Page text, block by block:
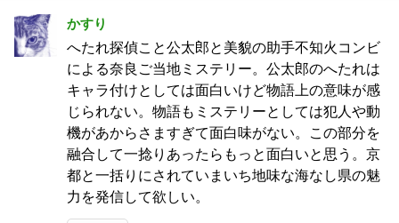
かすり
へたれ探偵こと公太郎と美貌の助手不知火コンビ
による奈良ご当地ミステリー。公太郎のへたれは
キャラ付けとしては面白いけど物語上の意味が感
じられない。物語もミステリーとしては犯人や動
機があからさますぎて面白味がない。この部分を
融合して一捻りあったらもっと面白いと思う。京
都と一括りにされていまいち地味な海なし県の魅
力を発信して欲しい。